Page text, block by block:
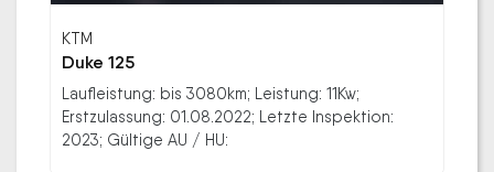
KTM
Duke 125
Laufleistung: bis 3080km; Leistung: 11Kw;
Erstzulassung: 01.08.2022; Letzte Inspektion:
2023; Gültige AU / HU: